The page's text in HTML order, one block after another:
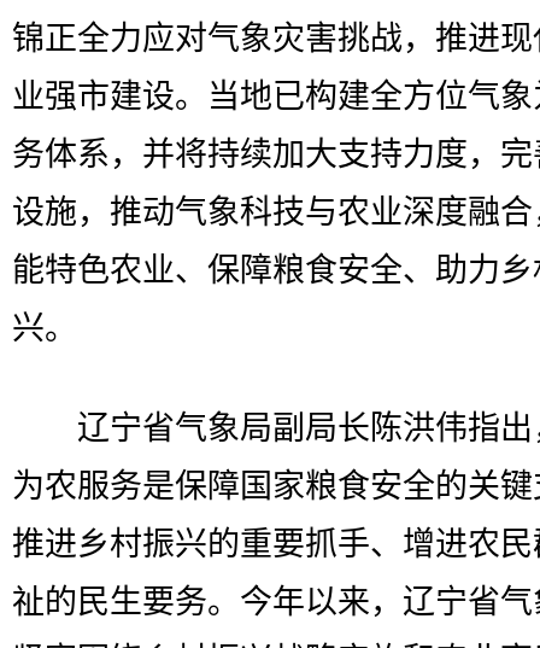
锦正全力应对气象灾害挑战，推进
业强市建设。当地已构建全方位气
务体系，并将持续加大支持力度，
设施，推动气象科技与农业深度融
能特色农业、保障粮食安全、助力
兴。
辽宁省气象局副局长陈洪伟指出
为农服务是保障国家粮食安全的关
推进乡村振兴的重要抓手、增进农
祉的民生要务。今年以来，辽宁省